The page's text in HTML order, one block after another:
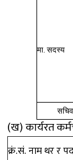
मा. सदस्य
सचिव
(ख) कार्यरत
क्रं.सं.नाम थर र